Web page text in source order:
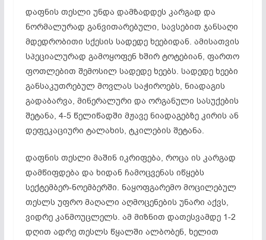
დაფნის თესლი უნდა დამზადდეს კარგად და
ნორმალურად განვითარებული, სავსებით ჯანსაღი
მდედრობითი სქესის სადედე ხეებიდან. ამისათვის
სპეციალურად გამოყოფენ ხშირ ტოტებიან, ფართო
ფოთლებით შემოსილ სადედე ხეებს. სადედე ხეები
განსაკუთრებულ მოვლას საჭიროებს, ნიადაგის
გადაბარვა, მინერალური და ორგანული სასუქების
შეტანა, 4-5 წელიწადში მჟავე ნიადაგებზე კირის ან
დეფეკაციური ტალახის, ტკილების შეტანა.
დაფნის თესლი მაშინ იკრიფება, როცა ის კარგად
დამწიფდება და ხიდან ჩამოცვენას იწყებს
სექტემბერ-ნოემბერში. ნაყოფგარემო მოცილებულ
თესლს უფრო მაღალი აღმოცენების უნარი აქვს,
ვიდრე კანმოუცლელს. ამ მიზნით დათესვამდე 1-2
დღით ადრე თესლს წყალში ალბობენ, ხელით